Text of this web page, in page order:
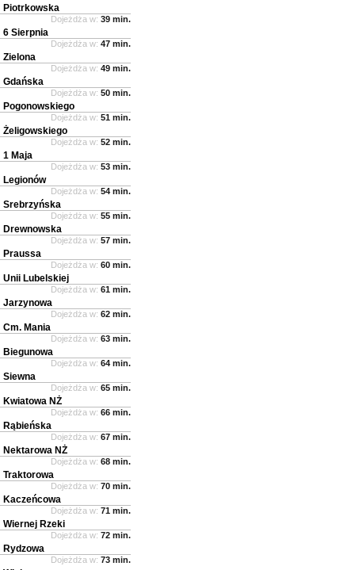
Piotrkowska
Dojeżdża w: 39 min.
6 Sierpnia
Dojeżdża w: 47 min.
Zielona
Dojeżdża w: 49 min.
Gdańska
Dojeżdża w: 50 min.
Pogonowskiego
Dojeżdża w: 51 min.
Żeligowskiego
Dojeżdża w: 52 min.
1 Maja
Dojeżdża w: 53 min.
Legionów
Dojeżdża w: 54 min.
Srebrzyńska
Dojeżdża w: 55 min.
Drewnowska
Dojeżdża w: 57 min.
Praussa
Dojeżdża w: 60 min.
Unii Lubelskiej
Dojeżdża w: 61 min.
Jarzynowa
Dojeżdża w: 62 min.
Cm. Mania
Dojeżdża w: 63 min.
Biegunowa
Dojeżdża w: 64 min.
Siewna
Dojeżdża w: 65 min.
Kwiatowa NŻ
Dojeżdża w: 66 min.
Rąbieńska
Dojeżdża w: 67 min.
Nektarowa NŻ
Dojeżdża w: 68 min.
Traktorowa
Dojeżdża w: 70 min.
Kaczeńcowa
Dojeżdża w: 71 min.
Wiernej Rzeki
Dojeżdża w: 72 min.
Rydzowa
Dojeżdża w: 73 min.